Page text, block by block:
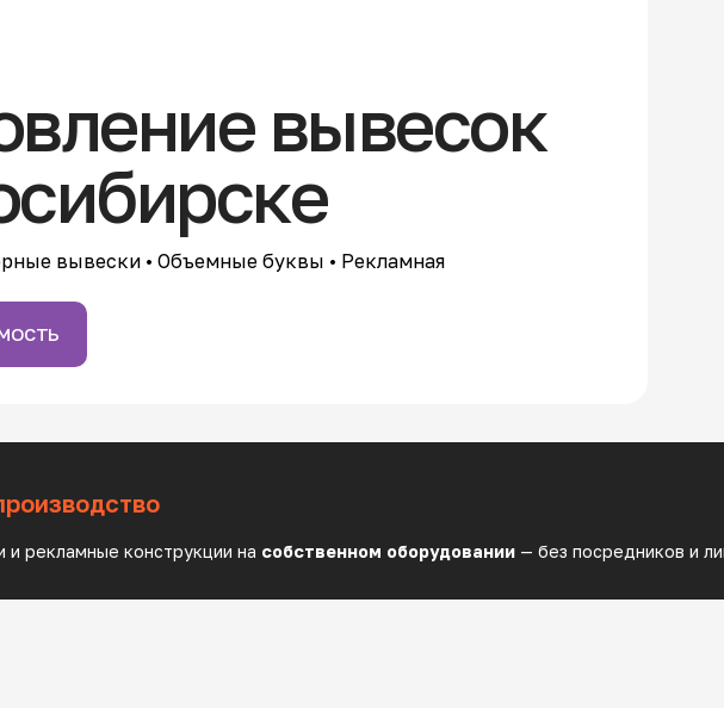
вывески • Объемные буквы • Рекламная
вывесок
и рекламные конструкции на собственном оборудовании — без посредников и